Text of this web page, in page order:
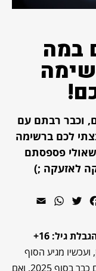
במה
וכבר רבתם עם
לכם ברשימה
פספסתם
לאזעקה ;)
Facebook
Twitter
WhatsApp
מגיע הסוף
של הסיפור. Netflix שחררו את רוב הפרקים כבר בסוף 2025, ואם